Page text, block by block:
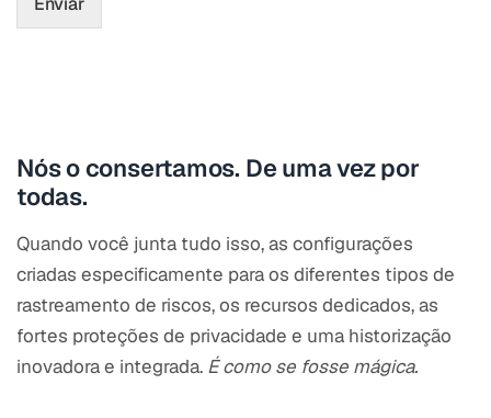
Nós o consertamos. De uma vez por
todas.
Quando você junta tudo isso, as configurações
criadas especificamente para os diferentes tipos de
rastreamento de riscos, os recursos dedicados, as
fortes proteções de privacidade e uma historização
inovadora e integrada. É como se fosse mágica.